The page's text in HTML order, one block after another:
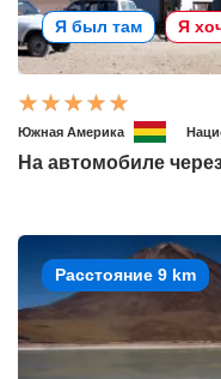
Я был там Я
Южная Америка
На автомобиле
Расстояние 9 km